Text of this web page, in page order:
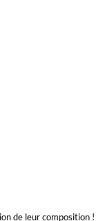
de leur composition !